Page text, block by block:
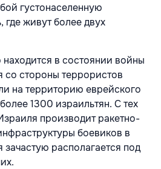
густонаселенную
где живут более двух
в состоянии войны
со стороны террористов
на территорию еврейского
1300 израильтян. С тех
производит ракетно-
боевиков в
зачастую располагается под